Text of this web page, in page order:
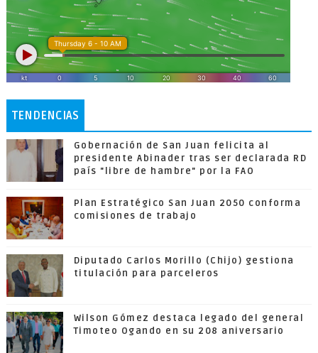
TENDENCIAS
Gobernación de San Juan felicita al
presidente Abinader tras ser declarada RD
país "libre de hambre" por la FAO
Plan Estratégico San Juan 2050 conforma
comisiones de trabajo
Diputado Carlos Morillo (Chijo) gestiona
titulación para parceleros
Wilson Gómez destaca legado del general
Timoteo Ogando en su 208 aniversario